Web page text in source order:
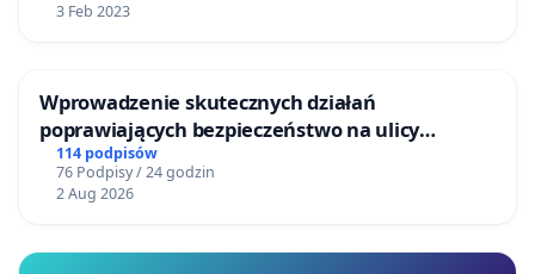
3 Feb 2023
Wprowadzenie skutecznych działań
poprawiających bezpieczeństwo na ulicy
Żeromskiego w Otwocku
114 podpisów
76 Podpisy / 24 godzin
2 Aug 2026